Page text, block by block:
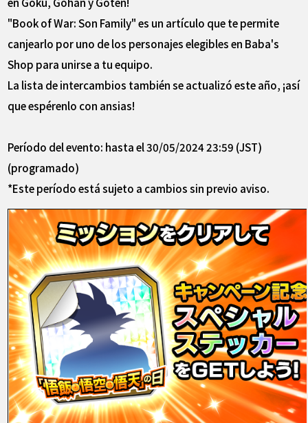
"Book of War: Son Family" es un artículo que te permite
canjearlo por uno de los personajes elegibles en Baba's
Shop para unirse a tu equipo.
La lista de intercambios también se actualizó este año, ¡así
que espérenlo con ansias!
Período del evento: hasta el 30/05/2024 23:59 (JST)
(programado)
*Este período está sujeto a cambios sin previo aviso.